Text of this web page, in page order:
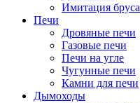
Имитация бруса
Печи
Дровяные печи
Газовые печи
Печи на угле
Чугунные печи
Камни для печи
Дымоходы